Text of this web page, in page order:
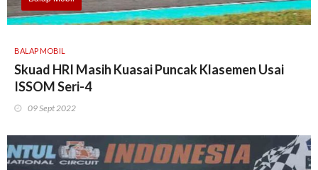
BALAP MOBIL
Skuad HRI Masih Kuasai Puncak Klasemen Usai
ISSOM Seri-4
09 Sept 2022